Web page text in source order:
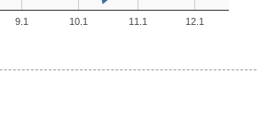
9.1 10.1 11.1 12.1